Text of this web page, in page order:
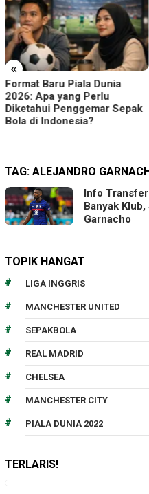
«
Format Baru Piala Dunia
2026: Apa yang Perlu
Diketahui Penggemar Sepak
Bola di Indonesia?
TAG: ALEJANDRO
Info
Banyak
Garnacho
TOPIK HANGAT
LIGA INGGRIS
MANCHESTER UNITED
SEPAKBOLA
REAL MADRID
CHELSEA
MANCHESTER CITY
PIALA DUNIA 2022
TERLARIS!